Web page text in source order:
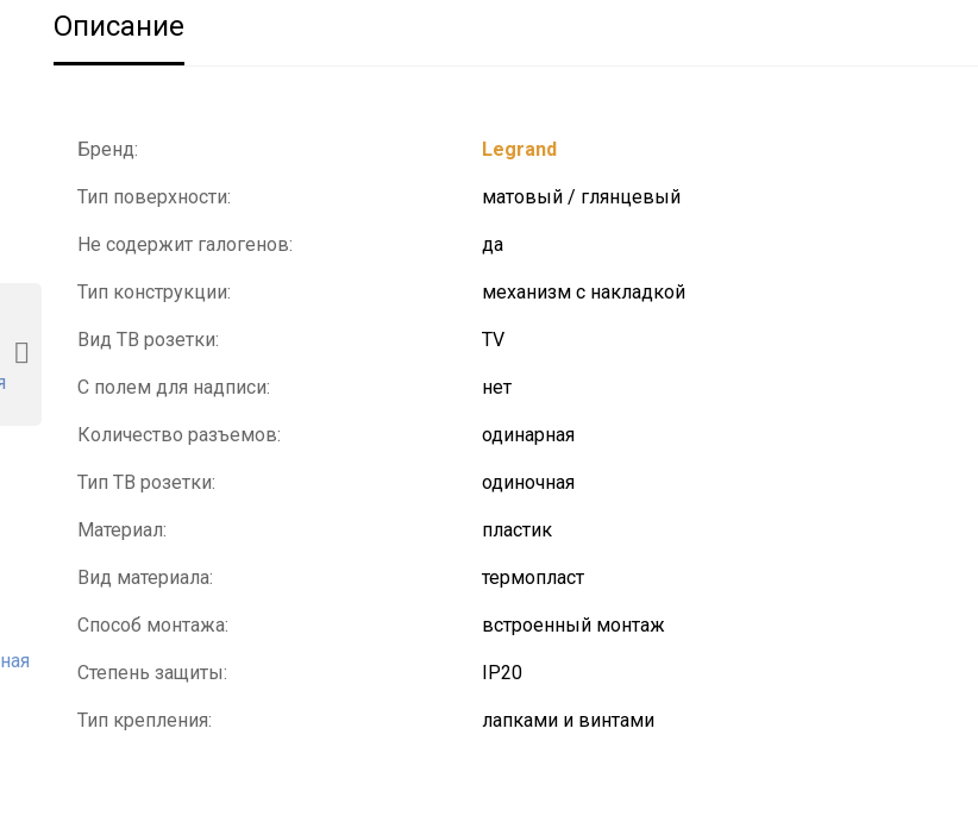
Описание
Бренд: Legrand
Тип поверхности: матовый / глянцевый
Не содержит галогенов: да
Тип конструкции: механизм с накладкой
Вид ТВ розетки: TV
С полем для надписи: нет
Количество разъемов: одинарная
Тип ТВ розетки: одиночная
Материал: пластик
Вид материала: термопласт
Способ монтажа: встроенный монтаж
Степень защиты: IP20
Тип крепления: лапками и винтами